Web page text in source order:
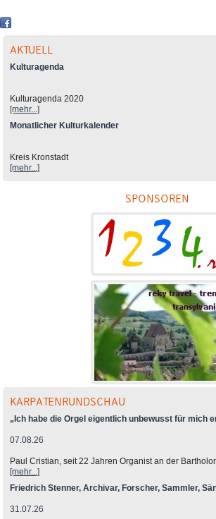
AKTUELL
Kulturagenda
Kulturagenda 2020
[mehr...]
Monatlicher Kulturkalender
Kreis Kronstadt
[mehr...]
SPONSOREN
KARPATENRUNDSCHAU
„Ich habe die Orgel eigentlich unbewusst für mich
07.08.26
Paul Cristian, seit 22 Jahren Organist an der
[mehr...]
Friedrich Stenner, Archivar, Forscher, Sammler,
31.07.26